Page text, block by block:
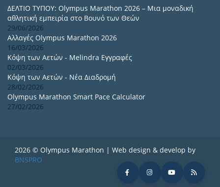
ΔΕΛΤΙΟ ΤΥΠΟΥ: Olympus Marathon 2026 – Μια μοναδική
αθλητική εμπειρία στο Βουνό των Θεών
29/06/2026
Αλλαγές Olympus Marathon 2026
16/03/2026
Κόψη των Αετών - Melindra Εγγραφές
02/03/2026
Κόψη των Αετών - Νέα Διαδρομή
28/02/2026
Olympus Marathon Smart Pace Calculator
27/02/2026
2026 © Olympus Marathon | Web design & develop by
BNSPRO